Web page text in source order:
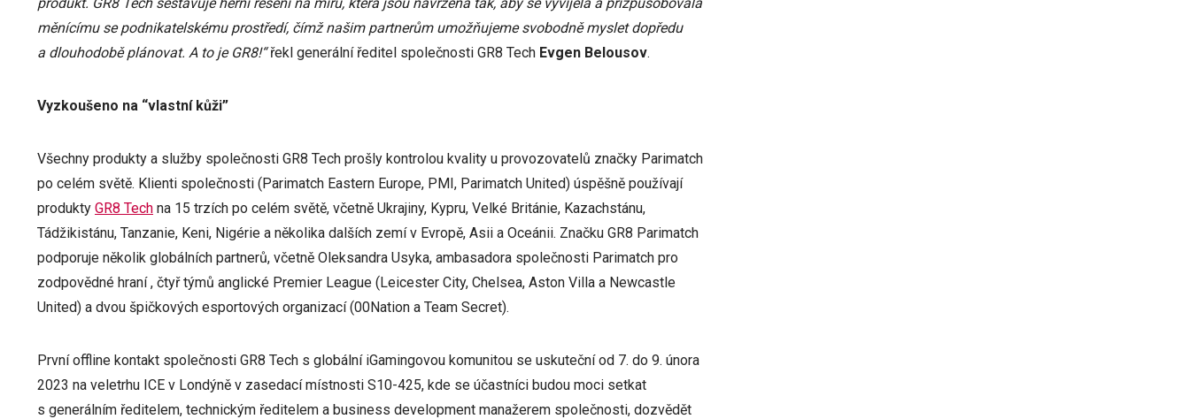
měnícímu se podnikatelskému prostředí, čímž našim partnerům umožňujeme svobodně myslet dopředu
a dlouhodobě plánovat. A to je GR8!“řekl generální ředitel společnosti GR8 Tech Evgen Belousov.
Vyzkoušeno na “vlastní kůži”
Všechny produkty a služby společnosti GR8 Tech prošly kontrolou kvality u provozovatelů značky Parimatch
po celém světě. Klienti společnosti (Parimatch Eastern Europe, PМІ, Parimatch United) úspěšně používají
produkty GR8 Tech na 15 trzích po celém světě, včetně Ukrajiny, Kypru, Velké Británie, Kazachstánu,
Tádžikistánu, Tanzanie, Keni, Nigérie a několika dalších zemí v Evropě, Asii a Oceánii. Značku GR8 Parimatch
podporuje několik globálních partnerů, včetně Oleksandra Usyka, ambasadora společnosti Parimatch pro
zodpovědné hraní , čtyř týmů anglické Premier League (Leicester City, Chelsea, Aston Villa a Newcastle
United) a dvou špičkových esportových organizací (00Nation a Team Secret).
První offline kontakt společnosti GR8 Tech s globální iGamingovou komunitou se uskuteční od 7. do 9. února
2023 na veletrhu ICE v Londýně v zasedací místnosti S10-425, kde se účastníci budou moci setkat
s generálním ředitelem, technickým ředitelem a business development manažerem společnosti, dozvědět